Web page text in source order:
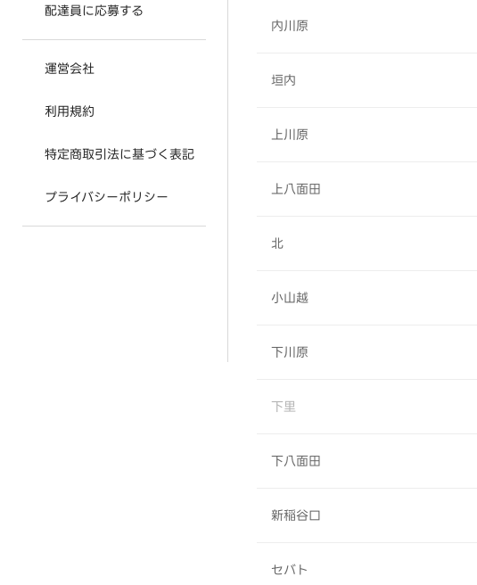
配達員に応募する
運営会社
利用規約
特定商取引法に基づく表記
プライバシーポリシー
内川原
垣内
上川原
上八面田
北
小山越
下川原
下里
下八面田
新稲谷口
セバト